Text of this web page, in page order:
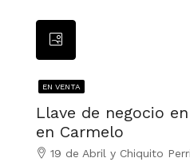
EN VENTA
Llave de negocio
en Carmelo
19 de Abril y Chiquito